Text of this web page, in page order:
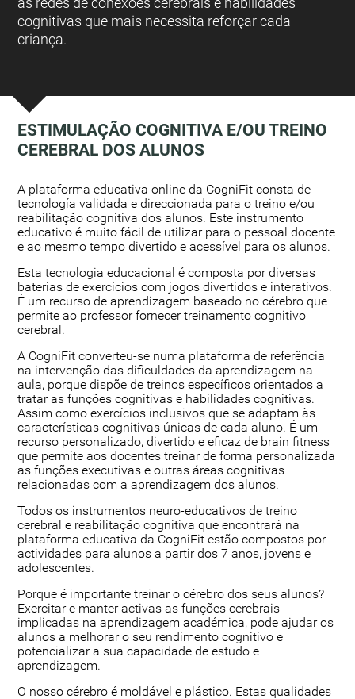
cognitivas que mais necessita reforçar cada
criança.
ESTIMULAÇÃO COGNITIVA E/OU TREINO
CEREBRAL DOS ALUNOS
A plataforma educativa online da CogniFit consta de
tecnología validada e direccionada para o treino e/ou
reabilitação cognitiva dos alunos. Este instrumento
educativo é muito fácil de utilizar para o pessoal docente
e ao mesmo tempo divertido e acessível para os alunos.
Esta tecnologia educacional é composta por diversas
baterias de exercícios com jogos divertidos e interativos.
É um recurso de aprendizagem baseado no cérebro que
permite ao professor fornecer treinamento cognitivo
cerebral.
A CogniFit converteu-se numa plataforma de referência
na intervenção das dificuldades da aprendizagem na
aula, porque dispõe de treinos específicos orientados a
tratar as funções cognitivas e habilidades cognitivas.
Assim como exercícios inclusivos que se adaptam às
características cognitivas únicas de cada aluno. É um
recurso personalizado, divertido e eficaz de brain fitness
que permite aos docentes treinar de forma personalizada
as funções executivas e outras áreas cognitivas
relacionadas com a aprendizagem dos alunos.
Todos os instrumentos neuro-educativos de treino
cerebral e reabilitação cognitiva que encontrará na
plataforma educativa da CogniFit estão compostos por
actividades para alunos a partir dos 7 anos, jovens e
adolescentes.
Porque é importante treinar o cérebro dos seus alunos?
Exercitar e manter activas as funções cerebrais
implicadas na aprendizagem académica, pode ajudar os
alunos a melhorar o seu rendimento cognitivo e
potencializar a sua capacidade de estudo e
aprendizagem.
O nosso cérebro é moldável e plástico. Estas qualidades